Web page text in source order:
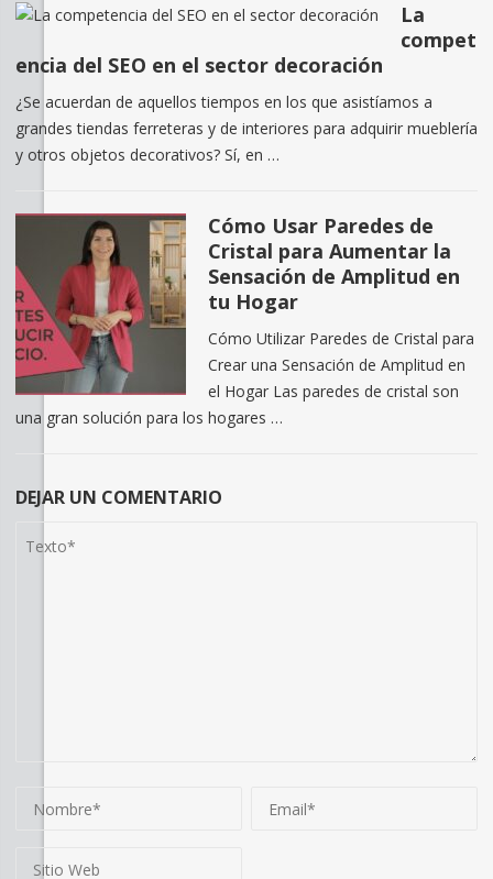
La
compet
encia del SEO en el sector decoración
¿Se acuerdan de aquellos tiempos en los que asistíamos a
grandes tiendas ferreteras y de interiores para adquirir mueblería
y otros objetos decorativos? Sí, en …
Cómo Usar Paredes de
Cristal para Aumentar la
Sensación de Amplitud en
tu Hogar
Cómo Utilizar Paredes de Cristal para
Crear una Sensación de Amplitud en
el Hogar Las paredes de cristal son
una gran solución para los hogares …
DEJAR UN COMENTARIO